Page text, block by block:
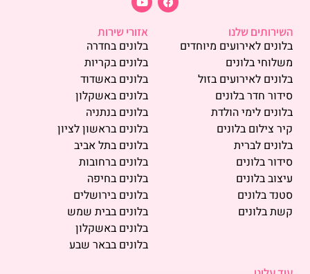
השירותים שלנו
בלונים לאירועים מיוחדים
משלוחי בלונים
בלונים לאירועים בזול
סידור חדר בלונים
בלונים לימי הולדת
קיר צילום בלונים
בלונים לברית
סידור בלונים
עיצוב בלונים
סטנד בלונים
קשת בלונים
אזורי שירות
בלונים בחדרה
בלונים בקריות
בלונים באשדוד
בלונים באשקלון
בלונים בנתניה
בלונים בראשון לציון
בלונים בתל אביב
בלונים ברחובות
בלונים בחיפה
בלונים בירושלים
בלונים בבית שמש
בלונים באשקלון
בלונים בבאר שבע